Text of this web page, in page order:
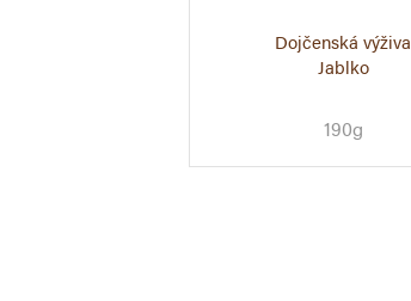
Dojčenská výživa
Jablko
190g